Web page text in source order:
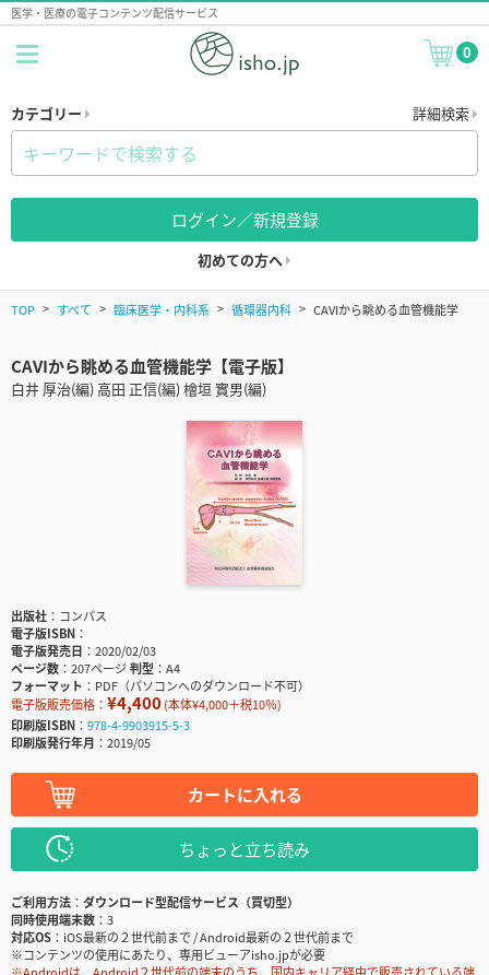
医学・医療の電子コンテンツ配信サービス
0
カテゴリー 詳細検索
ログイン／新規登録
初めての方へ
TOP すべて 臨床医学・内科系 循環器内科 CAVIから眺める血管機能学
CAVIから眺める血管機能学【電子版】
白井 厚治(編) 高田 正信(編) 檜垣 實男(編)
出版社
コンパス
電子版ISBN
電子版発売日
2020/02/03
ページ数
207ページ判型
A4
フォーマット
PDF（パソコンへのダウンロード不可）
電子版販売価格： ¥4,400(本体¥4,000＋税10％)
印刷版ISBN
978-4-9903915-5-3
印刷版発行年月
2019/05
カートに入れる
ちょっと立ち読み
ご利用方法
ダウンロード型配信サービス（買切型）
同時使用端末数
3
対応OS
iOS最新の２世代前まで / Android最新の２世代前まで
※コンテンツの使用にあたり、専用ビューアisho.jpが必要